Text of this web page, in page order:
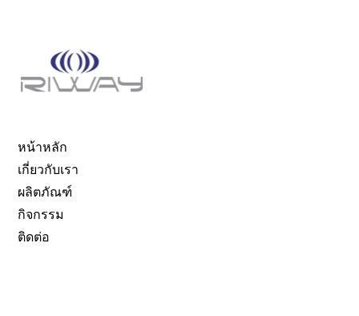
หน้าหลัก
เกี่ยวกับเรา
ผลิตภัณฑ์
กิจกรรม
ติดต่อ